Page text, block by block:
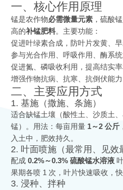
一、核心作用原理
锰是农作物必需微量元素 ，硫酸
高的补锰肥料。主要功能：
促进叶绿素合成，防叶片发黄、早
参与光合作用、呼吸作用、酶系统
促进氮、磷吸收利用，提高结实率
增强作物抗病、抗寒、抗倒伏能力
二、主要应用方式
1. 基施（撒施、条施）
适合缺锰土壤（酸性土、沙质土
锰）。用法：每亩用量 1～2 公斤
入土中，肥效持久。
2. 叶面喷施（最常用、见效
配成0.2%～0.3% 硫酸锰水溶液
果期各喷 1 次，叶片快速吸收，
3. 浸种、拌种